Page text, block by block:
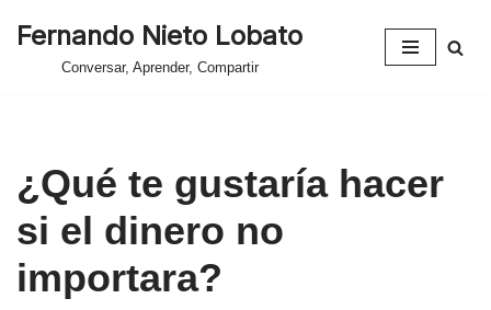
Fernando Nieto Lobato
Conversar, Aprender, Compartir
¿Qué te gustaría hacer
si el dinero no
importara?